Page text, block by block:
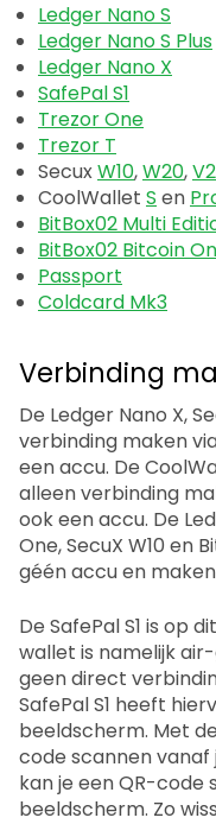
Ledger Nano S
Ledger Nano S Plus
Ledger Nano X
SafePal S1
Trezor One
Trezor T
SecuxW10,W20,
CoolWallet S en
BitBox02 Multi
BitBox02 Bitcoin
Passport
Coldcard Mk3
Verbinding
De Ledger Nano X,
verbinding maken
een accu. De
alleen verbinding
ook een accu. De
One, SecuX W10 en
géén accu en
De SafePal S1 is op
wallet is namelijk
geen direct
SafePal S1 heeft
beeldscherm. Met
code scannen
kan je een QR-code
beeldscherm. Zo